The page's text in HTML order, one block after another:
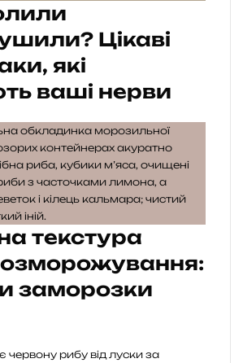
Цікаві
які
ваші нерви
текстура
заморозки